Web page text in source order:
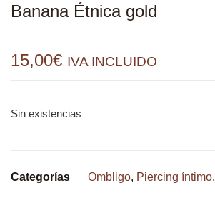
Banana Étnica gold
15,00€ IVA INCLUIDO
Sin existencias
Categorías Ombligo, Piercing íntimo,